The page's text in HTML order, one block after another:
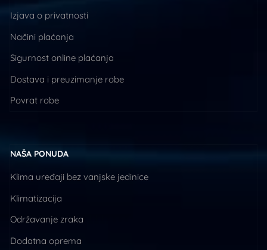
Izjava o privatnosti
Načini plaćanja
Sigurnost online plaćanja
Dostava i preuzimanje robe
Povrat robe
NAŠA PONUDA
Klima uređaji bez vanjske jedinice
Klimatizacija
Održavanje zraka
Dodatna oprema